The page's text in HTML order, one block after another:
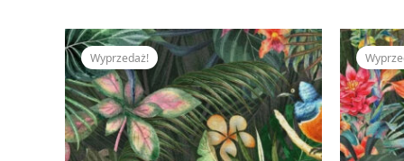
Wyprzedaż!
Pierwotna
cena
wynosiła:
350,00 zł.
Aktualna
cena
wynosi:
309,00 zł.